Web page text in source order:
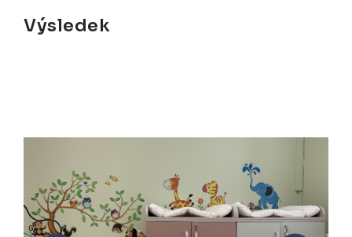
Výsledek